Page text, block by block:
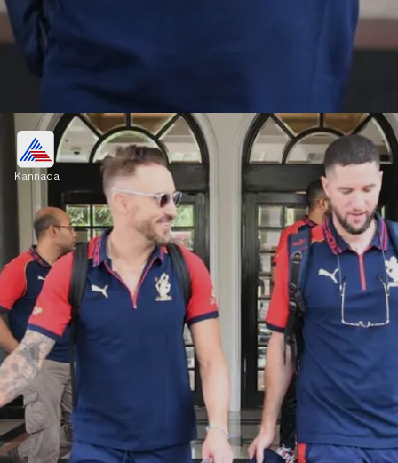
ಚಿತ್ರ ಪ್ರಕಟಿಸಿದ ಆರ್‌ಸಿಬಿ
ತಂಡದ ಆಟಗಾರರು ಲಕ್ನೋಗೆ ತಲುಪಿದ ಚಿತ್ರಗಳನ್ನು
ಆರ್‌ಸಿಬಿ ತನ್ನ ಟ್ವಿಟರ್‌ನಲ್ಲಿ ಪ್ರಕಟಿಸಿದೆ.
Kannada